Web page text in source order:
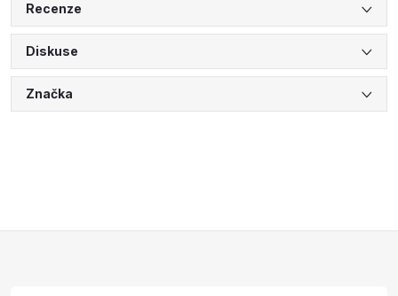
Recenze
Diskuse
Značka